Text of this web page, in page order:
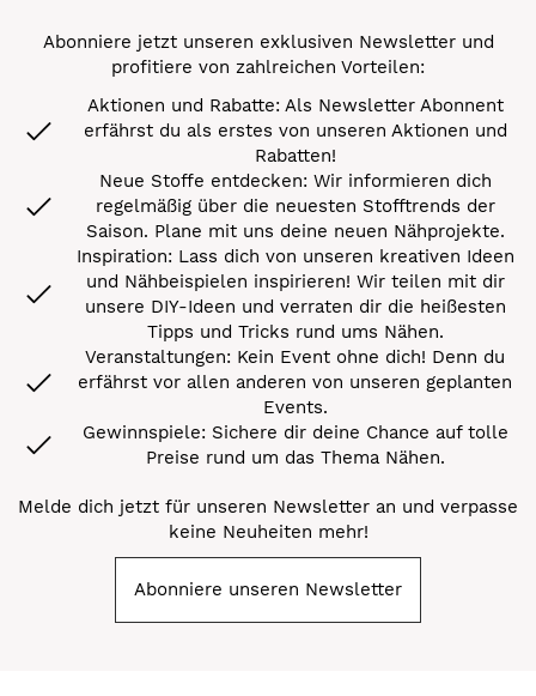
Abonniere jetzt unseren exklusiven Newsletter und
profitiere von zahlreichen Vorteilen:
Aktionen und Rabatte: Als Newsletter Abonnent
erfährst du als erstes von unseren Aktionen und
Rabatten!
Neue Stoffe entdecken: Wir informieren dich
regelmäßig über die neuesten Stofftrends der
Saison. Plane mit uns deine neuen Nähprojekte.
Inspiration: Lass dich von unseren kreativen Ideen
und Nähbeispielen inspirieren! Wir teilen mit dir
unsere DIY-Ideen und verraten dir die heißesten
Tipps und Tricks rund ums Nähen.
Veranstaltungen: Kein Event ohne dich! Denn du
erfährst vor allen anderen von unseren geplanten
Events.
Gewinnspiele: Sichere dir deine Chance auf tolle
Preise rund um das Thema Nähen.
Melde dich jetzt für unseren Newsletter an und verpasse
keine Neuheiten mehr!
Abonniere unseren Newsletter